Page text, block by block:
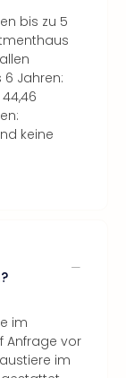
bis zu 5
Jahren:
keine
im
Anfrage vor
im